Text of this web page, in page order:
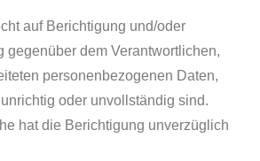
auf Berichtigung und/oder
gegenüber dem Verantwortlichen,
personenbezogenen Daten,
oder unvollständig sind.
hat die Berichtigung unverzüglich